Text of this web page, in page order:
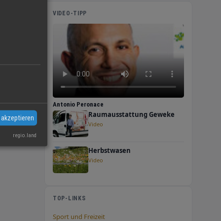
VIDEO-TIPP
Antonio Peronace
Raumausstattung Geweke
Video
Herbstwasen
Video
TOP-LINKS
Sport und Freizeit
regio.land